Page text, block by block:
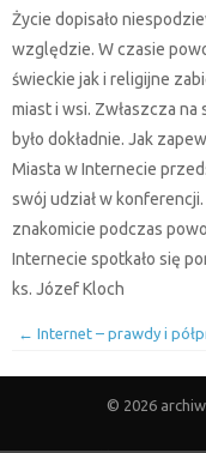
Życie dopisało
względzie. W czasie
świeckie jak i religijne
miast i wsi. Zwłaszcza
było dokładnie. Jak
Miasta w Internecie
swój udział w
znakomicie podczas
Internecie spotkało się
ks. Józef Kloch
← Internet – prawdy i
© 2026